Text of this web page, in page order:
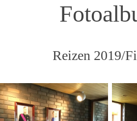
Reizen 2019/